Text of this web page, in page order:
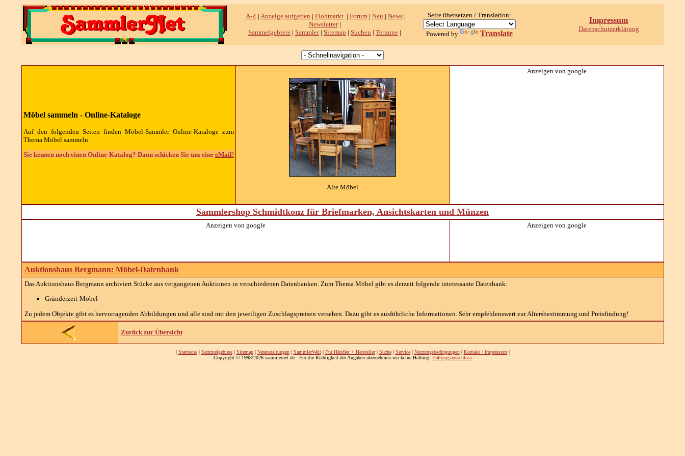
A-Z| Anzeige aufgeben | Flohmarkt| Forum| Neu | News|
Newsletter|
Sammelgebiete | Sammler| Sitemap | Suchen | Termine |
Seite übersetzen / Translation:
Powered by Translate
Impressum
Datenschutzerklärung
Möbel sammeln - Online-Kataloge
Auf den folgenden Seiten finden Möbel-Sammler Online-Kataloge zum
Thema Möbel sammeln.
Sie kennen noch einen Online-Katalog? Dann schicken Sie uns eine eMail!
Alte Möbel
Anzeigen von google
Sammlershop Schmidtkonz für Briefmarken, Ansichtskarten und Münzen
Anzeigen von google Anzeigen von google
Auktionshaus Bergmann: Möbel-Datenbank
Das Auktionshaus Bergmann archiviert Stücke aus vergangenen Auktionen in verschiedenen Datenbanken. Zum Thema Möbel gibt es derzeit folgende interessante Datenbank:
Gründerzeit-Möbel
Zu jedem Objekte gibt es hervorragenden Abbildungen und alle sind mit den jeweiligen Zuschlagspreisen versehen. Dazu gibt es ausführliche Informationen. Sehr empfehlenswert zur Altersbestimmung und Preisfindung!
Zurück zur Übersicht
| Startseite| Sammelgebiete| Sitemap| Veranstaltungen| SammlerWelt| Für Händler + Hersteller| Suche| Service| Nutzungsbedingungen| Kontakt / Impressum |
Copyright © 1998/2026 sammlernet.de - Für die Richtigkeit der Angaben übernehmen wir keine Haftung: Haftungsausschluss